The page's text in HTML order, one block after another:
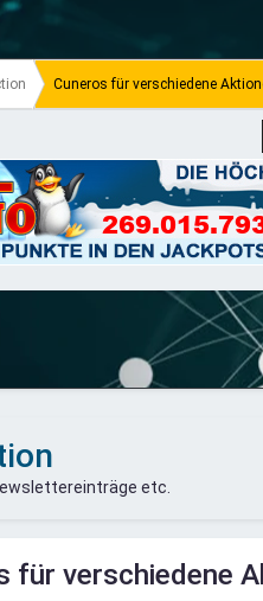
Cuneros für verschiedene
etc.
für verschiedene